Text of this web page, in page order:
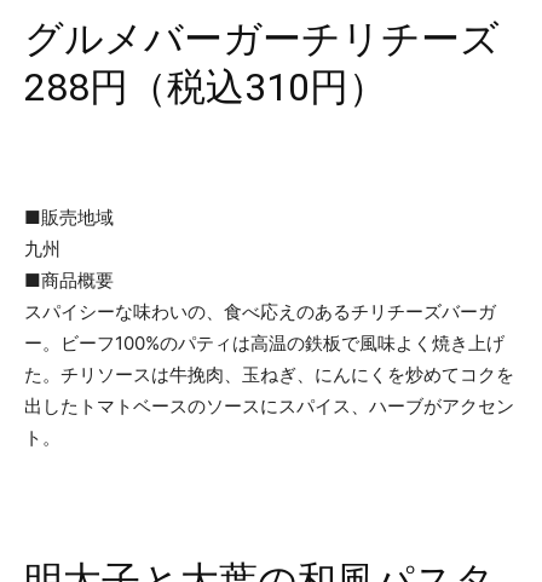
グルメバーガーチリチーズ
288円（税込310円）
■販売地域
九州
■商品概要
スパイシーな味わいの、食べ応えのあるチリチーズバーガ
ー。ビーフ100%のパティは高温の鉄板で風味よく焼き上げ
た。チリソースは牛挽肉、玉ねぎ、にんにくを炒めてコクを
出したトマトベースのソースにスパイス、ハーブがアクセン
ト。